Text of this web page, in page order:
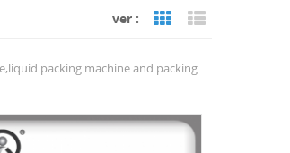
ver : Grid View
packing machine and packing